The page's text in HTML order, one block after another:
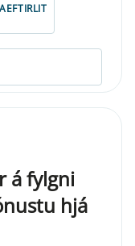
á fylgni
hjá